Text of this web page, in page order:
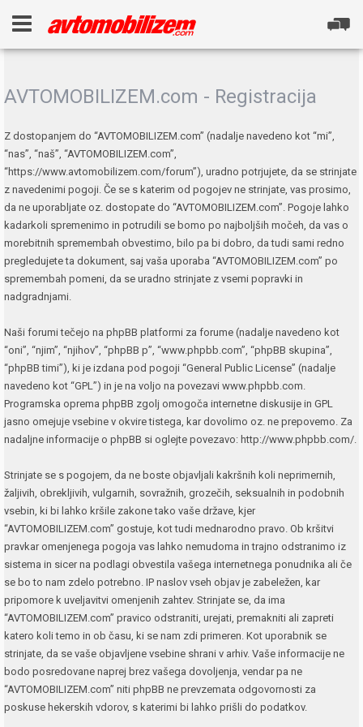
AVTOMOBILIZEM.com - Registracija
Z dostopanjem do “AVTOMOBILIZEM.com” (nadalje navedeno kot “mi”,
“nas”, “naš”, “AVTOMOBILIZEM.com”,
“https://www.avtomobilizem.com/forum”), uradno potrjujete, da se strinjate
z navedenimi pogoji. Če se s katerim od pogojev ne strinjate, vas prosimo,
da ne uporabljate oz. dostopate do “AVTOMOBILIZEM.com”. Pogoje lahko
kadarkoli spremenimo in potrudili se bomo po najboljših močeh, da vas o
morebitnih spremembah obvestimo, bilo pa bi dobro, da tudi sami redno
pregledujete ta dokument, saj vaša uporaba “AVTOMOBILIZEM.com” po
spremembah pomeni, da se uradno strinjate z vsemi popravki in
nadgradnjami.
Naši forumi tečejo na phpBB platformi za forume (nadalje navedeno kot
“oni”, “njim”, “njihov”, “phpBB p”, “www.phpbb.com”, “phpBB skupina”,
“phpBB timi”), ki je izdana pod pogoji “General Public License” (nadalje
navedeno kot “GPL”) in je na voljo na povezavi www.phpbb.com.
Programska oprema phpBB zgolj omogoča internetne diskusije in GPL
jasno omejuje vsebine v okvire tistega, kar dovolimo oz. ne prepovemo. Za
nadaljne informacije o phpBB si oglejte povezavo: http://www.phpbb.com/.
Strinjate se s pogojem, da ne boste objavljali kakršnih koli neprimernih,
žaljivih, obrekljivih, vulgarnih, sovražnih, grozečih, seksualnih in podobnih
vsebin, ki bi lahko kršile zakone tako vaše države, kjer
“AVTOMOBILIZEM.com” gostuje, kot tudi mednarodno pravo. Ob kršitvi
pravkar omenjenega pogoja vas lahko nemudoma in trajno odstranimo iz
sistema in sicer na podlagi obvestila vašega internetnega ponudnika ali če
se bo to nam zdelo potrebno. IP naslov vseh objav je zabeležen, kar
pripomore k uveljavitvi omenjenih zahtev. Strinjate se, da ima
“AVTOMOBILIZEM.com” pravico odstraniti, urejati, premakniti ali zapreti
katero koli temo in ob času, ki se nam zdi primeren. Kot uporabnik se
strinjate, da se vaše objavljene vsebine shrani v arhiv. Vaše informacije ne
bodo posredovane naprej brez vašega dovoljenja, vendar pa ne
“AVTOMOBILIZEM.com” niti phpBB ne prevzemata odgovornosti za
poskuse hekerskih vdorov, s katerimi bi lahko prišli do podatkov.